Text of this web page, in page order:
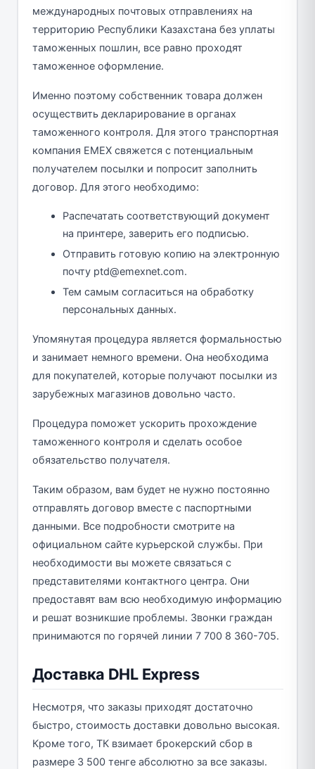
международных почтовых отправлениях на
территорию Республики Казахстана без уплаты
таможенных пошлин, все равно проходят
таможенное оформление.
Именно поэтому собственник товара должен
осуществить декларирование в органах
таможенного контроля. Для этого транспортная
компания EMEX свяжется с потенциальным
получателем посылки и попросит заполнить
договор. Для этого необходимо:
Распечатать соответствующий документ
на принтере, заверить его подписью.
Отправить готовую копию на электронную
почту ptd@emexnet.com.
Тем самым согласиться на обработку
персональных данных.
Упомянутая процедура является формальностью
и занимает немного времени. Она необходима
для покупателей, которые получают посылки из
зарубежных магазинов довольно часто.
Процедура поможет ускорить прохождение
таможенного контроля и сделать особое
обязательство получателя.
Таким образом, вам будет не нужно постоянно
отправлять договор вместе с паспортными
данными. Все подробности смотрите на
официальном сайте курьерской службы. При
необходимости вы можете связаться с
представителями контактного центра. Они
предоставят вам всю необходимую информацию
и решат возникшие проблемы. Звонки граждан
принимаются по горячей линии 7 700 8 360-705.
Доставка DHL Express
Несмотря, что заказы приходят достаточно
быстро, стоимость доставки довольно высокая.
Кроме того, ТК взимает брокерский сбор в
размере 3 500 тенге абсолютно за все заказы.